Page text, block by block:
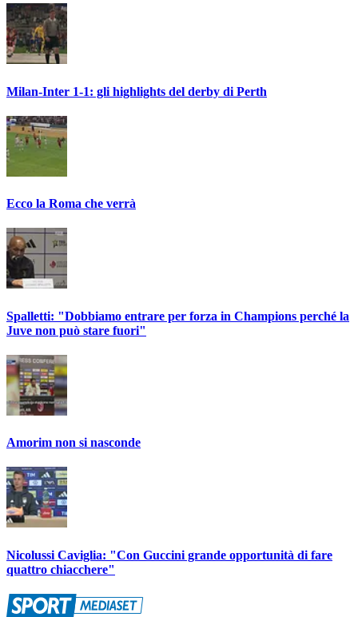
Milan-Inter 1-1: gli highlights del derby di Perth
Ecco la Roma che verrà
Spalletti: "Dobbiamo entrare per forza in Champions perché la
Juve non può stare fuori"
Amorim non si nasconde
Nicolussi Caviglia: "Con Guccini grande opportunità di fare
quattro chiacchere"